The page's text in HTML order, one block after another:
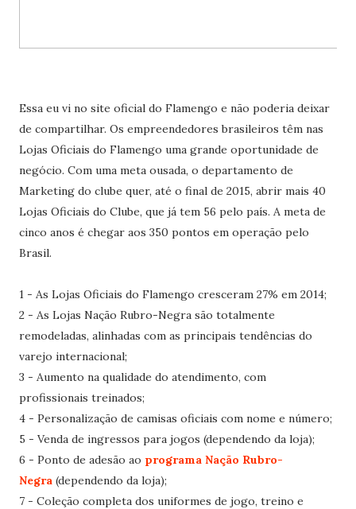
Essa eu vi no site oficial do Flamengo e não poderia deixar
de compartilhar. Os empreendedores brasileiros têm nas
Lojas Oficiais do Flamengo uma grande oportunidade de
negócio. Com uma meta ousada, o departamento de
Marketing do clube quer, até o final de 2015, abrir mais 40
Lojas Oficiais do Clube, que já tem 56 pelo país. A meta de
cinco anos é chegar aos 350 pontos em operação pelo
Brasil.
1 - As Lojas Oficiais do Flamengo cresceram 27% em 2014;
2 - As Lojas Nação Rubro-Negra são totalmente
remodeladas, alinhadas com as principais tendências do
varejo internacional;
3 - Aumento na qualidade do atendimento, com
profissionais treinados;
4 - Personalização de camisas oficiais com nome e número;
5 - Venda de ingressos para jogos (dependendo da loja);
6 - Ponto de adesão ao programa Nação Rubro-
Negra(dependendo da loja);
7 - Coleção completa dos uniformes de jogo, treino e